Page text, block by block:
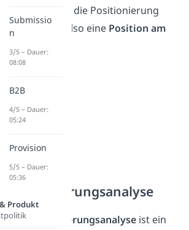
sollten. Durch die Positionierung
erreichst du also eine Position am
Markt.
Positionierungsanalyse
DiePositionierungsanalyseist ein
Submissio
n
3/5 – Dauer:
08:08
B2B
4/5 – Dauer:
05:24
Provision
5/5 – Dauer:
05:36
Produkt